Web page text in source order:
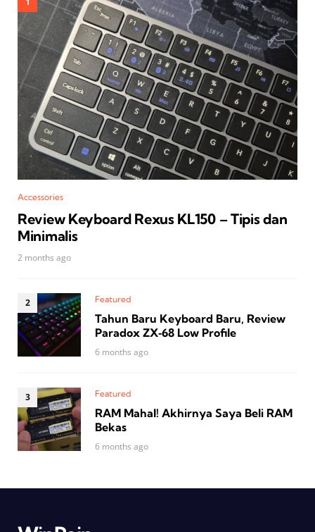
Accessories
Review Keyboard Rexus KL150 – Tipis dan
Minimalis
2 months ago
Featured
Tahun Baru Keyboard Baru, Review
Paradox ZX‑68 Low Profile
6 months ago
Featured
RAM Mahal! Akhirnya Saya Beli RAM
Bekas
6 months ago